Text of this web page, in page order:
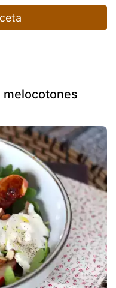
melocotones